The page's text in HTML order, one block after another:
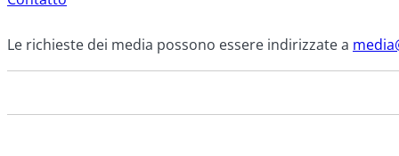
Le richieste dei media possono essere indirizzate a